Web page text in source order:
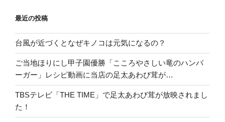
最近の投稿
台風が近づくとなぜキノコは元気になるの？
ご当地ほりにし甲子園優勝「こころやさしい竜のハンバ
ーガー」レシピ動画に当店の足太あわび茸が…
TBSテレビ「THE TIME」で足太あわび茸が放映されまし
た！